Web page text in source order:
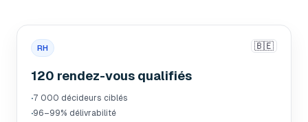
RH 🇧🇪
120 rendez-vous qualifiés
·7 000 décideurs ciblés
·96–99% délivrabilité